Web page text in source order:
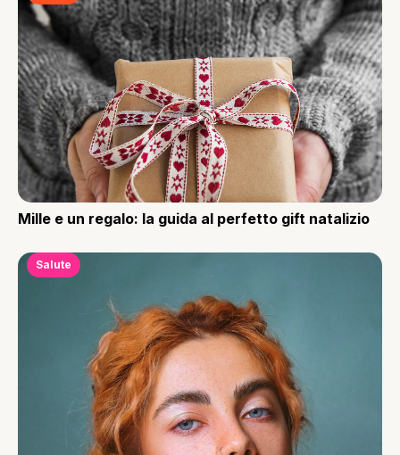
Mille e un regalo: la guida al perfetto gift natalizio
Salute